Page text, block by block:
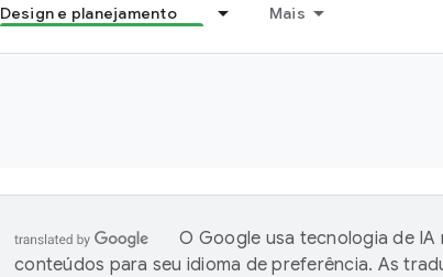
Design e planejamento Mais
O Google usa tecnologia de
conteúdos para seu idioma de preferência. As